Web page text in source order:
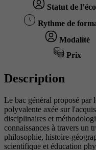
Statut de
Rythme de
Modalité
Prix
Description
Le bac général proposé
polyvalente axée sur
disciplinaires et
connaissances à travers un
philosophie, histoire-
scientifique et éducation